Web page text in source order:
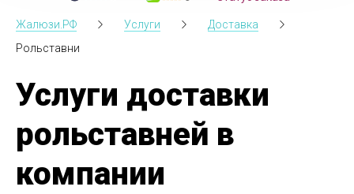
Жалюзи.РФ Услуги
Доставка
Рольставни
Услуги доставки
рольставней в
компании